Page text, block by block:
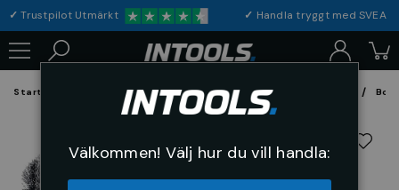
✓Trustpilot Utmärkt ✓ Handla tryggt med
Startsida Förbrukning & Maskintillbehör Fil, Slip och Borstar
Välkommen! Välj hur du vill handla: